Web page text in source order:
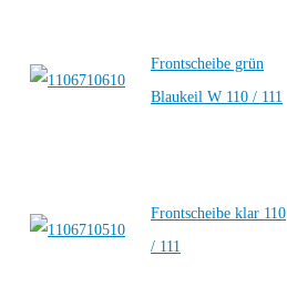
Frontscheibe grün
Blaukeil W 110 / 111
Frontscheibe klar 110
/ 111